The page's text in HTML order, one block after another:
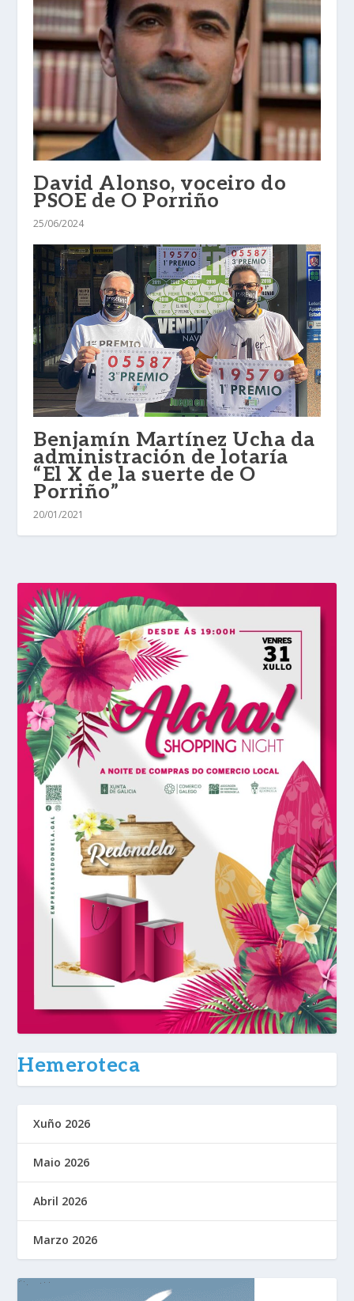
David Alonso, voceiro do
PSOE de O Porriño
25/06/2024
Benjamín Martínez Ucha da
administración de lotaría
“El X de la suerte de O
Porriño”
20/01/2021
Hemeroteca
Xuño 2026
Maio 2026
Abril 2026
Marzo 2026